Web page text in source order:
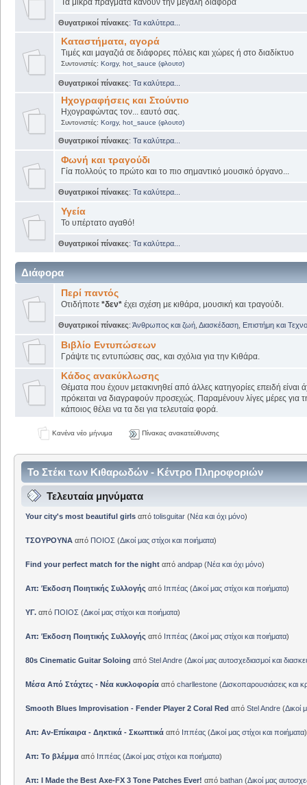
Θυγατρικοί πίνακες: Τα καλύτερα...
Καταστήματα, αγορά
Τιμές και μαγαζιά σε διάφορες πόλεις και χώρες ή στο διαδίκτυο
Συντονιστές: Korgy, hot_sauce (φλουτσ)
Θυγατρικοί πίνακες: Τα καλύτερα...
Ηχογραφήσεις και Στούντιο
Ηχογραφώντας τον... εαυτό σας.
Συντονιστές: Korgy, hot_sauce (φλουτσ)
Θυγατρικοί πίνακες: Τα καλύτερα...
Φωνή και τραγούδι
Γία πολλούς το πρώτο και το πιο σημαντικό μουσικό όργανο...
Θυγατρικοί πίνακες: Τα καλύτερα...
Υγεία
Το υπέρτατο αγαθό!
Θυγατρικοί πίνακες: Τα καλύτερα...
Διάφορα
Περί παντός
Οτιδήποτε *δεν*έχει σχέση με κιθάρα, μουσική και τραγούδι.
Θυγατρικοί πίνακες: Άνθρωπος και ζωή Διασκέδαση Επιστήμη και
Βιβλίο Εντυπώσεων
Γράψτε τις εντυπώσεις σας, και σχόλια για την Κιθάρα.
Κάδος ανακύκλωσης
Θέματα που έχουν μετακινηθεί από άλλες κατηγορίες επειδή είναι
πρόκειται να διαγραφούν προσεχώς. Παραμένουν λίγες μέρες για
κάποιος θέλει να τα δει για τελευταία φορά.
Κανένα νέο μήνυμα Πίνακας ανακατεύθυνσης
Το Στέκι των Κιθαρωδών - Κέντρο Πληροφοριών
Τελευταία μηνύματα
Your city's most beautiful girlsαπό tolisguitar(Νέα και όχι μόνο)
ΤΣΟΥΡΟΥΝΑαπό ΠΟΙΟΣ (Δικοί μας στίχοι και ποιήματα)
Find your perfect match for the nightαπό andpap(Νέα και όχι μόνο)
Απ: Έκδοση Ποιητικής Συλλογής από Ιππέας(Δικοί μας στίχοι και ποιήματα)
ΥΓ.από ΠΟΙΟΣ (Δικοί μας στίχοι και ποιήματα)
Απ: Έκδοση Ποιητικής Συλλογής από Ιππέας(Δικοί μας στίχοι και ποιήματα)
80s Cinematic Guitar Soloing από Stel Andre(Δικοί μας αυτοσχεδιασμοί και
Μέσα Από Στάχτες - Νέα κυκλοφορίααπό charllestone(Δισκοπαρουσιάσεις και
Smooth Blues Improvisation - Fender Player 2 Coral Red από Stel Andre(Δικοί
Απ: Αν-Επίκαιρα - Δηκτικά - Σκωπτικά από Ιππέας(Δικοί μας στίχοι και ποιήματα)
Απ: Το βλέμμα από Ιππέας(Δικοί μας στίχοι και ποιήματα)
Απ: I Made the Best Axe-FX 3 Tone Patches Ever! από bathan(Δικοί μας